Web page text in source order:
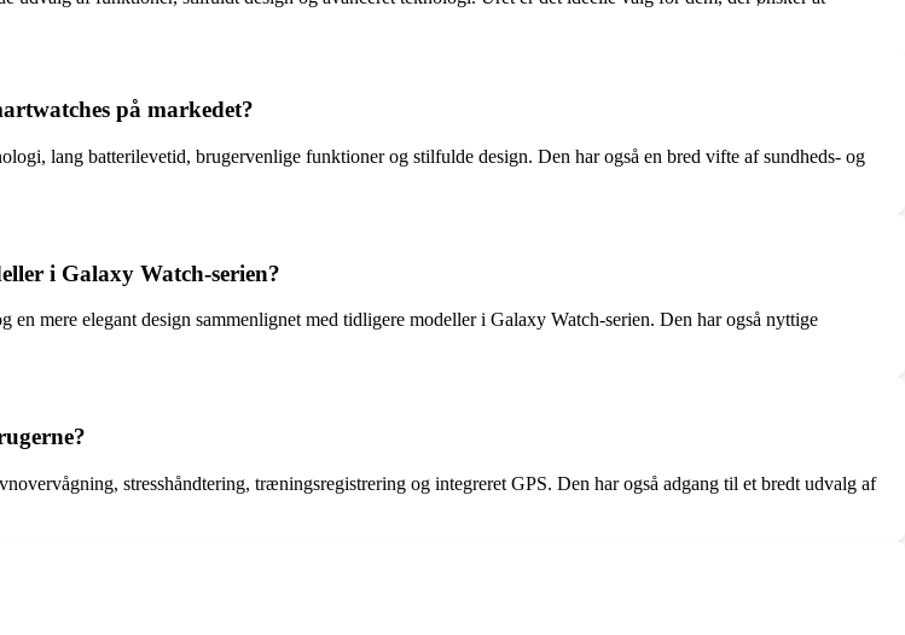
på markedet?
lang batterilevetid, brugervenlige funktioner og stilfulde design. Den har også en bred vifte af sundheds- og
i Galaxy Watch-serien?
mere elegant design sammenlignet med tidligere modeller i Galaxy Watch-serien. Den har også nyttige
stresshåndtering, træningsregistrering og integreret GPS. Den har også adgang til et bredt udvalg af